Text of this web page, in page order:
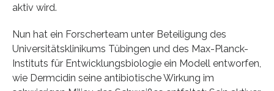
aktiv wird.
Nun hat ein Forscherteam unter Beteiligung des
Universitätsklinikums Tübingen und des Max-Planck-
Instituts für Entwicklungsbiologie ein Modell entworfen,
wie Dermcidin seine antibiotische Wirkung im